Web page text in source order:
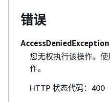
错误
AccessDeniedException
您无权执行该操作。
作。
HTTP 状态代码：400